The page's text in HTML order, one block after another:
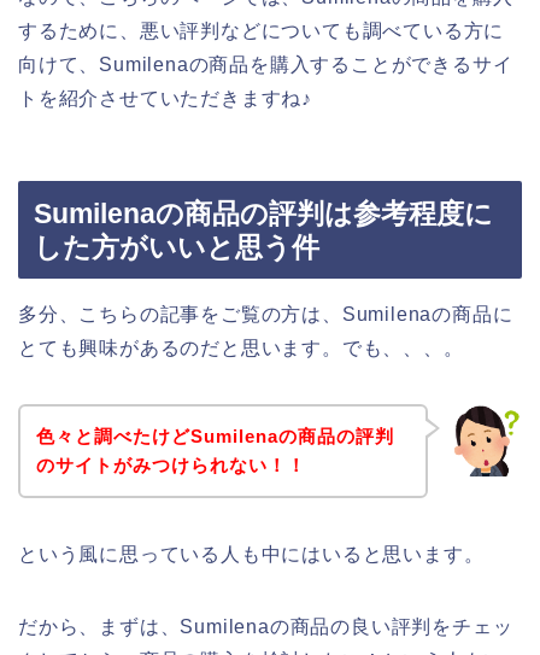
するために、悪い評判などについても調べている方に
向けて、Sumilenaの商品を購入することができるサイ
トを紹介させていただきますね♪
Sumilenaの商品の評判は参考程度に
した方がいいと思う件
多分、こちらの記事をご覧の方は、Sumilenaの商品に
とても興味があるのだと思います。でも、、、。
色々と調べたけどSumilenaの商品の評判
のサイトがみつけられない！！
という風に思っている人も中にはいると思います。
だから、まずは、Sumilenaの商品の良い評判をチェッ